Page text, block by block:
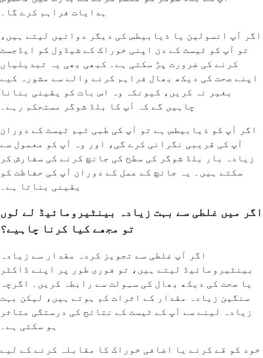
ہدایات فراہم کرے گا۔
اگر آپ انسولین یا ذیابیطس کی دیگر دوائیں لیتے ہیں،
تو آپ کو ٹیسٹ کے دن اپنی خوراک کے شیڈول کو ایڈجسٹ
کرنے کی ضرورت پڑ سکتی ہے۔ کبھی بھی یہ تبدیلیاں
اپنے صحت کی دیکھ بھال فراہم کرنے والے سے مشورہ کیے
بغیر نہ کریں، کیونکہ وہ اس بات کو یقینی بنانا
چاہیں گے کہ آپ کا بلڈ شوگر مستحکم رہے۔
اگر آپ کو ذیابیطس ہے تو آپ کی طبی ٹیم ٹیسٹ کے دوران
آپ کی قریبی نگرانی کرے گی، اور وہ آپ کو معمول سے
زیادہ بار بلڈ شوگر کی سطح کی جانچ کرنے کی سفارش کر
سکتے ہیں۔ یہ جانچ کے عمل کے دوران آپ کی حفاظت کو
یقینی بناتا ہے۔
اگر میں غلطی سے بہت زیادہ بینٹیرومائیڈ لے لوں
تو مجھے کیا کرنا چاہیے؟
اگر آپ غلطی سے تجویز کردہ مقدار سے زیادہ
بینٹیرومائیڈ لیتے ہیں، تو فوری طور پر اپنے ڈاکٹر
یا صحت کی دیکھ بھال کی سہولت سے رابطہ کریں۔ اگرچہ
سنگین زیادہ مقدار کے اثرات کم ہوتے ہیں، لیکن بہت
زیادہ لینے سے آپ کے ٹیسٹ کے نتائج کی درستگی متاثر
ہو سکتی ہے۔
خود کو قے کرنے یا اضافی خوراک کا مقابلہ کرنے کے لیے